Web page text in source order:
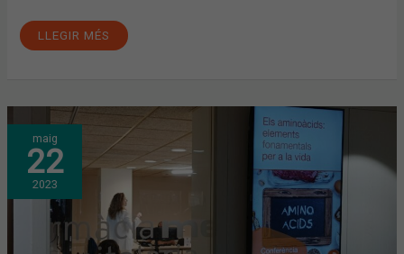
LLEGIR MÉS
maig
22
2023
ELS
AMINOÀCIDS:
NOVA
CONFERÈNCIA
AL
COFB
SOBRE
AQUESTS
ELEMENTS
FONAMENTALS
PER